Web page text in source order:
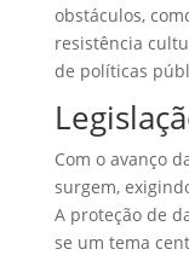
obstáculos,
resistência
de políticas
Com o avanço
surgem,
A proteção de
se um tema